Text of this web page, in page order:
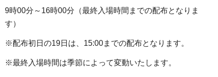
9時00分～16時00分（最終入場時間までの配布となりま
す）
※配布初日の19日は、15:00までの配布となります。
※最終入場時間は季節によって変動いたします。